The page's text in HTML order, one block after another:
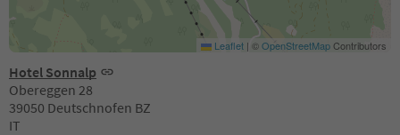
Hotel Sonnalp
Obereggen 28
39050 Deutschnofen BZ
IT
Leaflet | ©OpenStreetMapContributors